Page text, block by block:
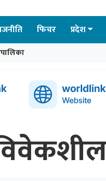
फिचर प्रदेश